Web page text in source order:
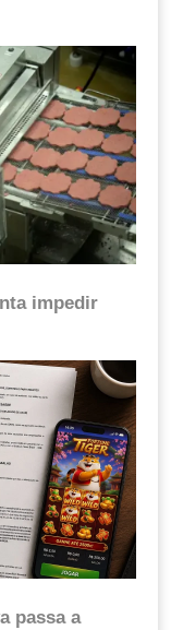
impedir
passa a